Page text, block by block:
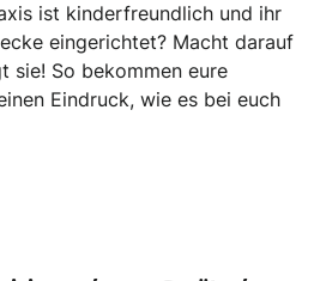
ist kinderfreundlich und ihr
eingerichtet? Macht darauf
sie! So bekommen eure
Eindruck, wie es bei euch